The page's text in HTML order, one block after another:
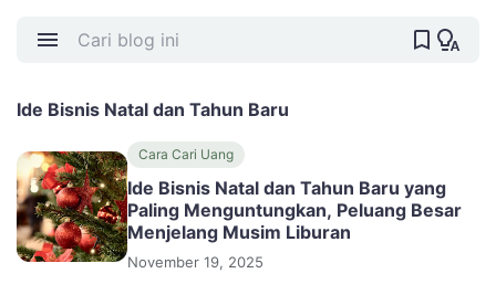
Ide Bisnis Natal dan Tahun Baru
Cara Cari Uang
Ide Bisnis Natal dan Tahun Baru yang
Paling Menguntungkan, Peluang Besar
Menjelang Musim Liburan
November 19, 2025